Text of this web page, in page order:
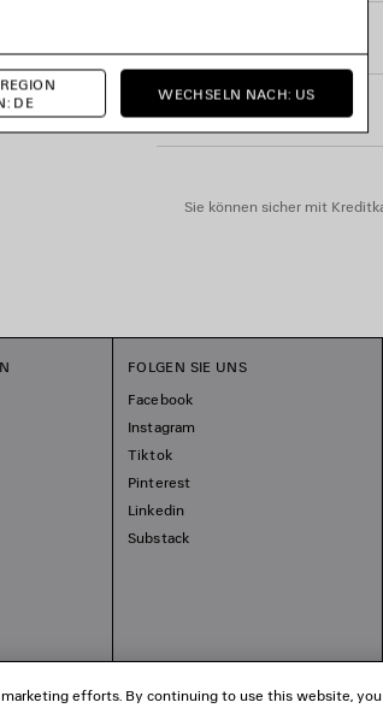
Hauptmaterial: 100%
Sie können sicher mit
FOLGEN SIE UNS
Facebook
Instagram
Tiktok
Pinterest
Linkedin
Substack
DE
WECHSELN NACH: US
efforts. By continuing to use this website,